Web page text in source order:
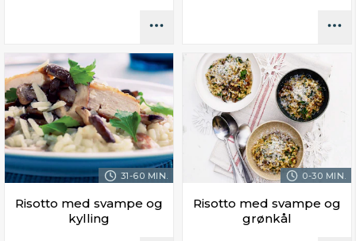
31-60 MIN.
Risotto med svampe og
kylling
0-30 MIN.
Risotto med svampe og
grønkål